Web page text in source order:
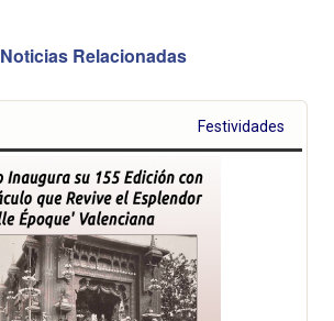
Noticias Relacionadas
Festividades